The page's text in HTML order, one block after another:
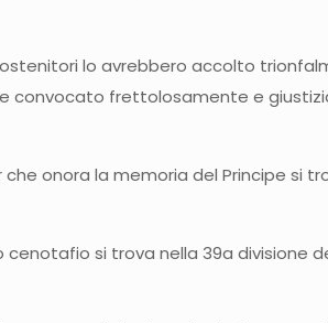
lo avrebbero accolto
convocato frettolosamente e
onora la memoria del Principe si
cenotafio si trova nella 39a divisione